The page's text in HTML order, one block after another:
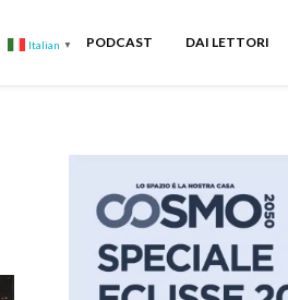
Italian ▼ PODCAST DAI LETTORI